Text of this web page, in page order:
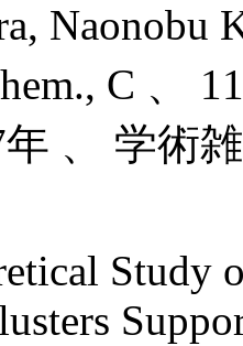
Naonobu
C 、
年 、 学術
Study